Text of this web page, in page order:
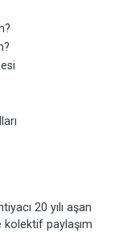
20 yılı aşan
paylaşım